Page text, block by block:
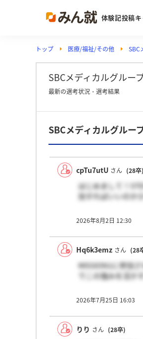
体験記投稿
トップ 医療/福祉/その他 SBC
SBCメディカルグルー
最新の選考状況・選考結果
SBCメディカルグルー
cpTu7utU さん (28卒)
はじめまして！
加すればいいのか
2026年8月2日 12:30
Hq6k3emz さん (28
MISSION1に参加
でこの強みを活
2026年7月25日 16:03
りり さん (28卒)